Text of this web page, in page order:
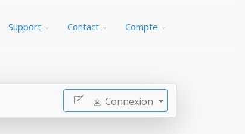
Support Contact Compte
Connexion